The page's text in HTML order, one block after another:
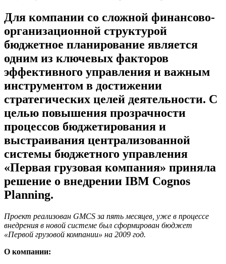
Для компании со сложной финансово-
организационной структурой
бюджетное планирование является
одним из ключевых факторов
эффективного управления и важным
инструментом в достижении
стратегических целей деятельности. С
целью повышения прозрачности
процессов бюджетирования и
выстраивания централизованной
системы бюджетного управления
«Первая грузовая компания» приняла
решение о внедрении IBM Cognos
Planning.
Проект реализован GMCSза пять месяцев, уже в процессе
внедрения в новой системе был сформирован бюджет
«Первой грузовой компании» на 2009 год.
О компании: